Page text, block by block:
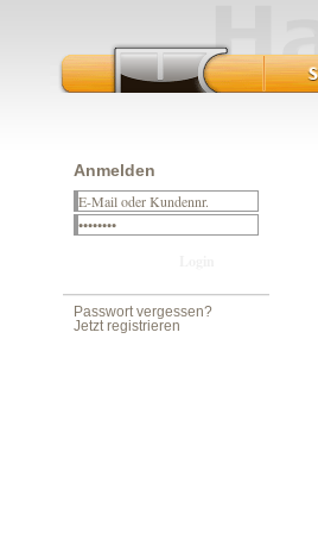
Anmelden
Passwort vergessen?
Jetzt registrieren